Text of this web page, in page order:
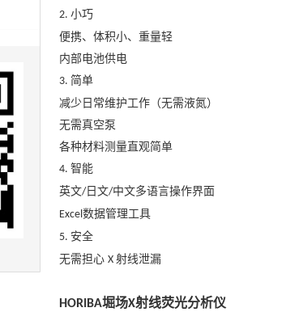
2. 小巧
便携、体积小、重量轻
内部电池供电
3. 简单
减少日常维护工作（无需液氮）
无需真空泵
各种材料测量直观简单
4. 智能
英文/日文/中文多语言操作界面
Excel数据管理工具
5. 安全
无需担心 X 射线泄漏
HORIBA堀场X射线荧光分析仪